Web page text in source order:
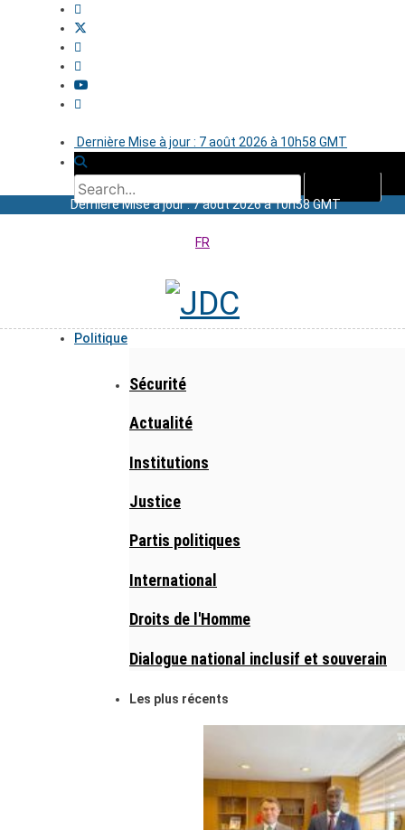
Dernière Mise à jour : 7 août 2026 à 10h58 GMT
Dernière Mise à jour : 7 août 2026 à 10h58 GMT
FR
Politique
Sécurité
Actualité
Institutions
Justice
Partis politiques
International
Droits de l'Homme
Dialogue national inclusif et souverain
Les plus récents